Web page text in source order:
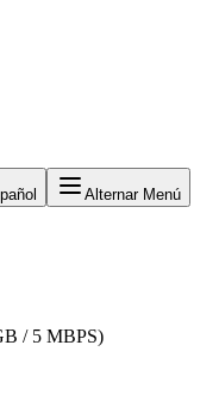
Alternar Menú
/ 5 MBPS)